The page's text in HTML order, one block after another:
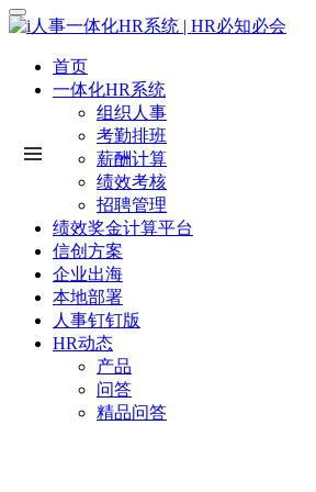
首页
一体化HR系统
组织人事
考勤排班
薪酬计算
绩效考核
招聘管理
绩效奖金计算平台
信创方案
企业出海
本地部署
人事钉钉版
HR动态
产品
问答
精品问答